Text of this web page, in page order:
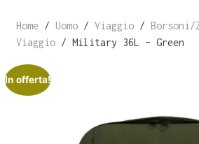
Home / Uomo /Viaggio / Borsoni/
Viaggio / Military 36L – Green
In offerta!